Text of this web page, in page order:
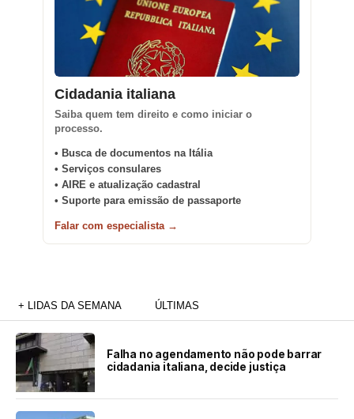
Cidadania italiana
Saiba quem tem direito e como iniciar o
processo.
• Busca de documentos na Itália
• Serviços consulares
• AIRE e atualização cadastral
• Suporte para emissão de passaporte
Falar com especialista →
+ LIDAS DA SEMANA ÚLTIMAS
Falha no agendamento não pode barrar
cidadania italiana, decide justiça